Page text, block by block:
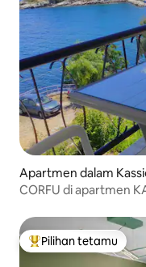
Apartmen dalam
CORFU di apartmen
Pilihan utama tetamu
Pilihan tetamu